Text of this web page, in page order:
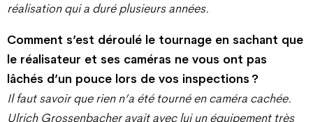
réalisation qui a duré plusieurs années.
Comment s’est déroulé le tournage en sachant que
le réalisateur et ses caméras ne vous ont pas
lâchés d’un pouce lors de vos inspections ?
Il faut savoir que rien n’a été tourné en caméra cachée.
Ulrich Grossenbacher avait avec lui un équipement très